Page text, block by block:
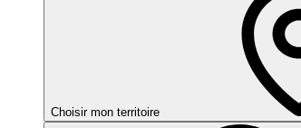
Choisir mon territoire